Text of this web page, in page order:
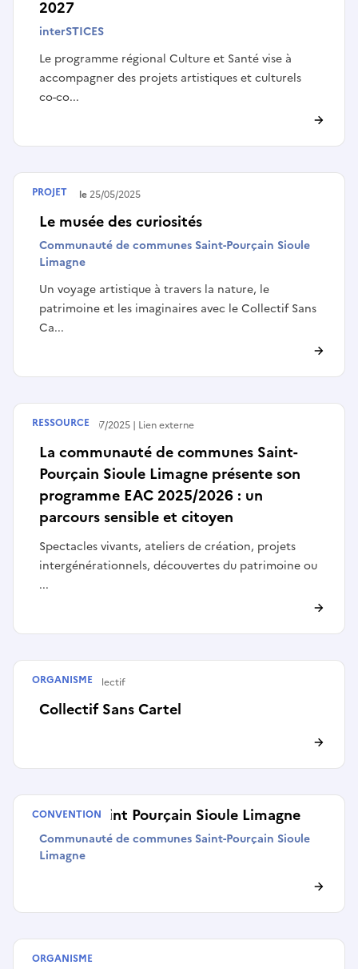
2027
interSTICES
Le programme régional Culture et Santé vise à
accompagner des projets artistiques et culturels
co-co...
Le musée des curiosités
Communauté de communes Saint-Pourçain Sioule
Limagne
Un voyage artistique à travers la nature, le
patrimoine et les imaginaires avec le Collectif Sans
Ca...
Terminé le25/05/2025
PROJET
La communauté de communes Saint-
Pourçain Sioule Limagne présente son
programme EAC 2025/2026 : un
parcours sensible et citoyen
Spectacles vivants, ateliers de création, projets
intergénérationnels, découvertes du patrimoine ou
...
Publié le08/07/2025 Lien externe
RESSOURCE
Collectif Sans Cartel
Artiste ou collectif
ORGANISME
CTEAC Saint Pourçain Sioule Limagne
Communauté de communes Saint-Pourçain Sioule
Limagne
CONVENTION
Collectivité
ORGANISME